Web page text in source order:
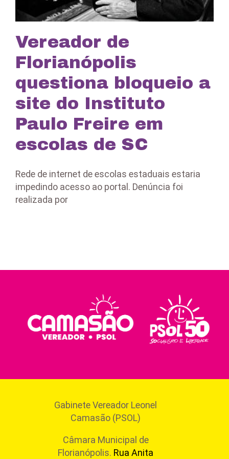
Vereador de
Florianópolis
questiona bloqueio a
site do Instituto
Paulo Freire em
escolas de SC
Rede de internet de escolas estaduais estaria
impedindo acesso ao portal. Denúncia foi
realizada por
Gabinete Vereador Leonel
Camasão (PSOL)
Câmara Municipal de
Florianópolis. Rua Anita